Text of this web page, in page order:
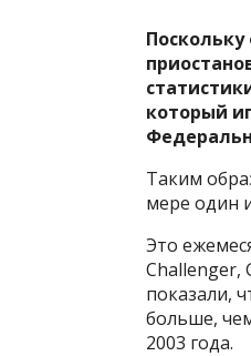
который
Таким
мере один
Это
Challenger,
показали,
больше,
2003 года.